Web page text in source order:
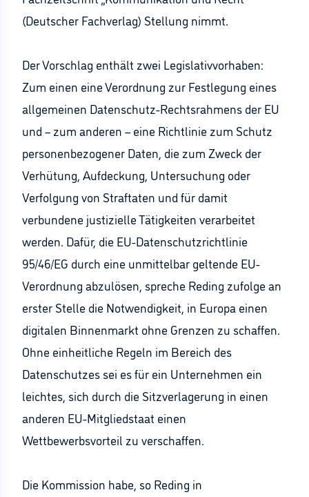
(Deutscher Fachverlag) Stellung nimmt.
Der Vorschlag enthält zwei Legislativvorhaben:
Zum einen eine Verordnung zur Festlegung eines
allgemeinen Datenschutz-Rechtsrahmens der EU
und – zum anderen – eine Richtlinie zum Schutz
personenbezogener Daten, die zum Zweck der
Verhütung, Aufdeckung, Untersuchung oder
Verfolgung von Straftaten und für damit
verbundene justizielle Tätigkeiten verarbeitet
werden. Dafür, die EU-Datenschutzrichtlinie
95/46/EG durch eine unmittelbar geltende EU-
Verordnung abzulösen, spreche Reding zufolge an
erster Stelle die Notwendigkeit, in Europa einen
digitalen Binnenmarkt ohne Grenzen zu schaffen.
Ohne einheitliche Regeln im Bereich des
Datenschutzes sei es für ein Unternehmen ein
leichtes, sich durch die Sitzverlagerung in einen
anderen EU-Mitgliedstaat einen
Wettbewerbsvorteil zu verschaffen.
Die Kommission habe, so Reding in